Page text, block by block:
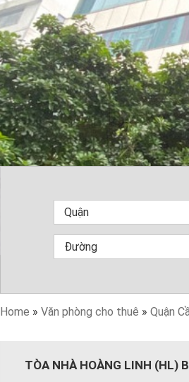
Home » Văn phòng cho thuê » Quận
TÒA NHÀ HOÀNG LINH (HL)